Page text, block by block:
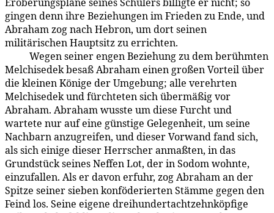
gingen denn ihre Beziehungen im Frieden zu Ende, und
Abraham zog nach Hebron, um dort seinen
militärischen Hauptsitz zu errichten.
Wegen seiner engen Beziehung zu dem berühmten
Melchisedek besaß Abraham einen großen Vorteil über
die kleinen Könige der Umgebung; alle verehrten
Melchisedek und fürchteten sich übermäßig vor
Abraham. Abraham wusste um diese Furcht und
wartete nur auf eine günstige Gelegenheit, um seine
Nachbarn anzugreifen, und dieser Vorwand fand sich,
als sich einige dieser Herrscher anmaßten, in das
Grundstück seines Neffen Lot, der in Sodom wohnte,
einzufallen. Als er davon erfuhr, zog Abraham an der
Spitze seiner sieben konföderierten Stämme gegen den
Feind los. Seine eigene dreihundertachtzehnköpfige